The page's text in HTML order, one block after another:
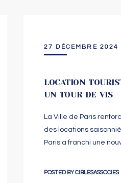
27 DÉCEMBRE 2024
LOCATION
UN TOUR DE VIS
La Ville de Paris
des locations
Paris a franchi une
POSTED BYCIBLESASSOCIES